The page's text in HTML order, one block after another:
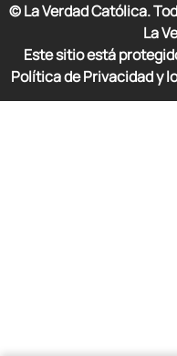
© La Verdad Católica.
La
Este sitio está
Política de Privacidad y